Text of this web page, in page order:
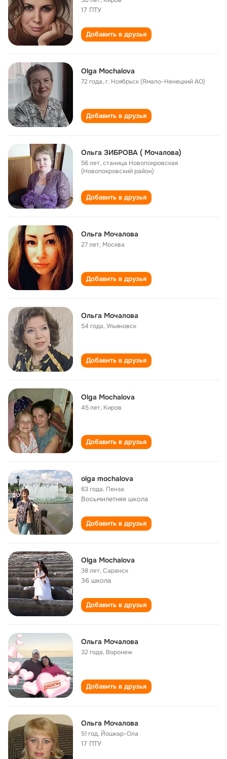
17 ПТУ
Добавить в друзья
Olga Mochalova
72 года,г. Ноябрьск (Ямало-Ненецкий АО)
Добавить в друзья
Ольга ЗИБРОВА ( Мочалова)
56 лет,станица Новопокровская
(Новопокровский район)
Добавить в друзья
Ольга Мочалова
27 лет, Москва
Добавить в друзья
Ольга Мочалова
54 года,Ульяновск
Добавить в друзья
Olga Mochalova
45 лет, Киров
Добавить в друзья
olga mochalova
63 года, Пенза
Восьмилетняя школа
Добавить в друзья
Olga Mochalova
38 лет,Саранск
36 школа
Добавить в друзья
Ольга Мочалова
32 года, Воронеж
Добавить в друзья
Ольга Мочалова
51 год, Йошкар-Ола
17 ПТУ